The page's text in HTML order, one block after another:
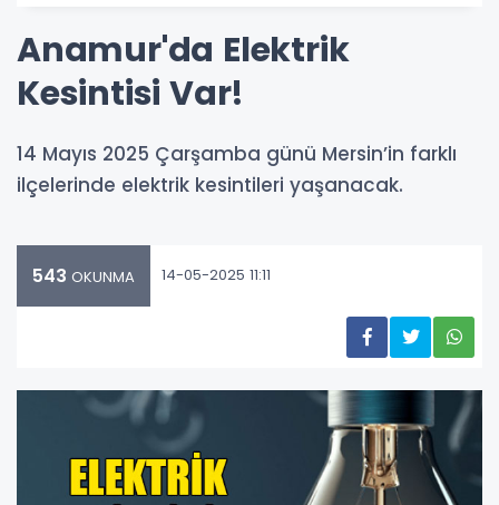
Anamur'da Elektrik
Kesintisi Var!
14 Mayıs 2025 Çarşamba günü Mersin’in farklı
ilçelerinde elektrik kesintileri yaşanacak.
543 OKUNMA 14-05-2025 11:11